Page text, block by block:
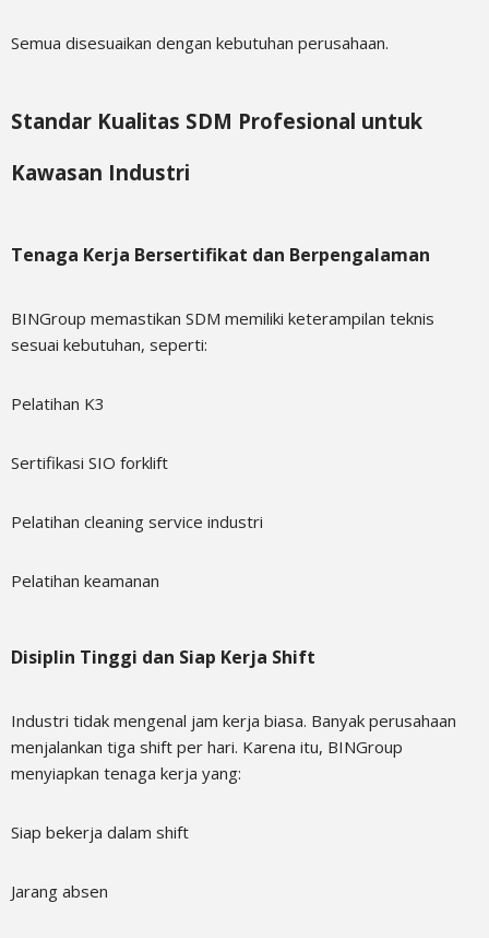
Semua disesuaikan dengan kebutuhan perusahaan.
Standar Kualitas SDM Profesional untuk
Kawasan Industri
Tenaga Kerja Bersertifikat dan Berpengalaman
BINGroup memastikan SDM memiliki keterampilan teknis
sesuai kebutuhan, seperti:
Pelatihan K3
Sertifikasi SIO forklift
Pelatihan cleaning service industri
Pelatihan keamanan
Disiplin Tinggi dan Siap Kerja Shift
Industri tidak mengenal jam kerja biasa. Banyak perusahaan
menjalankan tiga shift per hari. Karena itu, BINGroup
menyiapkan tenaga kerja yang:
Siap bekerja dalam shift
Jarang absen